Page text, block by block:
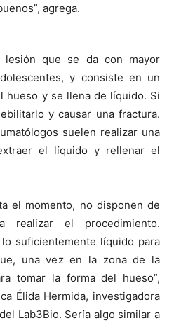
agrega.
que se da con mayor
y consiste en un
hueso y se llena de líquido. Si
y causar una fractura.
suelen realizar una
el líquido y rellenar el
el momento, no disponen de
realizar el procedimiento.
suficientemente líquido para
una vez en la zona de la
tomar la forma del hueso”,
Élida Hermida, investigadora
Lab3Bio. Sería algo similar a